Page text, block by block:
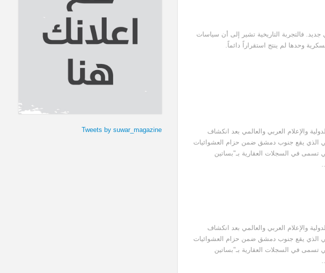
جديد. فالتجربة التاريخية تشير إلى أن سياسات
وحدها لم ينتج استقراراً دائماً.
العربي والعالمي بعد انكشاف
الذي يقع جنوب دمشق ضمن حزام العشوائيات
في السجلات العقارية بـ"بساتين
العربي والعالمي بعد انكشاف
الذي يقع جنوب دمشق ضمن حزام العشوائيات
في السجلات العقارية بـ"بساتين
Tweets by suwar_magazine